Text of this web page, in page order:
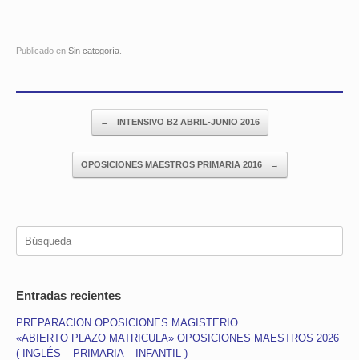
Publicado en Sin categoría
Navegador de artículos
← INTENSIVO B2 ABRIL-JUNIO 2016
OPOSICIONES MAESTROS PRIMARIA 2016 →
Búsqueda
Entradas recientes
PREPARACION OPOSICIONES MAGISTERIO
«ABIERTO PLAZO MATRICULA» OPOSICIONES MAESTROS 2026
( INGLÉS – PRIMARIA – INFANTIL )